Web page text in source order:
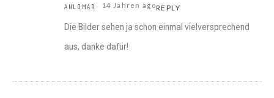
ANLOMAR 14 Jahren agoREPLY
Die Bilder sehen ja schon einmal vielversprechend
aus, danke dafür!